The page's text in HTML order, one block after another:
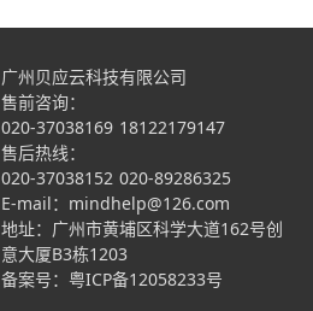
广州贝应云科技有限公司
售前咨询：
020-37038169 18122179147
售后热线：
020-37038152 020-89286325
E-mail：mindhelp@126.com
地址：广州市黄埔区科学大道162号创
意大厦B3栋1203
备案号： 粤ICP备12058233号